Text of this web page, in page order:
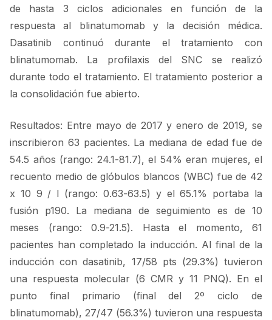
de hasta 3 ciclos adicionales en función de la
respuesta al blinatumomab y la decisión médica.
Dasatinib continuó durante el tratamiento con
blinatumomab. La profilaxis del SNC se realizó
durante todo el tratamiento. El tratamiento posterior a
la consolidación fue abierto.
Resultados: Entre mayo de 2017 y enero de 2019, se
inscribieron 63 pacientes. La mediana de edad fue de
54.5 años (rango: 24.1-81.7), el 54% eran mujeres, el
recuento medio de glóbulos blancos (WBC) fue de 42
x 10 9 / l (rango: 0.63-63.5) y el 65.1% portaba la
fusión p190. La mediana de seguimiento es de 10
meses (rango: 0.9-21.5). Hasta el momento, 61
pacientes han completado la inducción. Al final de la
inducción con dasatinib, 17/58 pts (29.3%) tuvieron
una respuesta molecular (6 CMR y 11 PNQ). En el
punto final primario (final del 2º ciclo de
blinatumomab), 27/47 (56.3%) tuvieron una respuesta